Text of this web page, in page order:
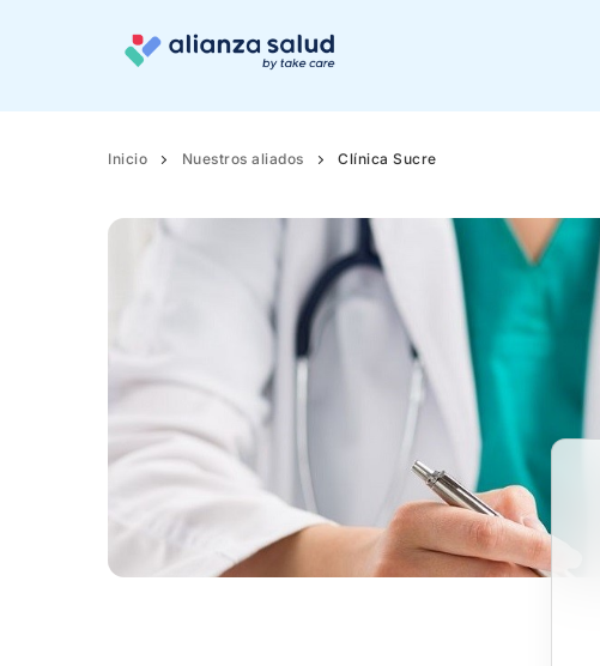
Inicio Nuestros aliados Clínica Sucre